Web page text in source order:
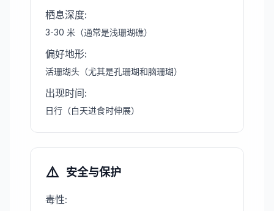
栖息深度:
3-30 米（通常是浅珊瑚礁）
偏好地形:
活珊瑚头（尤其是孔珊瑚和脑珊瑚）
出现时间:
日行（白天进食时伸展）
⚠️ 安全与保护
毒性: